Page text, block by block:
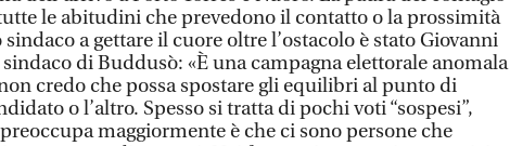
le abitudini che prevedono il contatto o la prossimità
a gettare il cuore oltre l’ostacolo è stato Giovanni
di Buddusò: «È una campagna elettorale anomala
credo che possa spostare gli equilibri al punto di
o l’altro. Spesso si tratta di pochi voti “sospesi”,
maggiormente è che ci sono persone che